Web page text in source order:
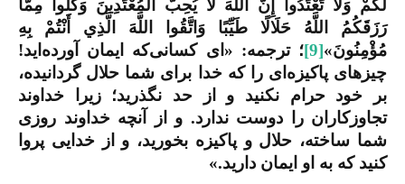
لَكُمْ وَلَا تَعْتَدُوا إِنَّ اللَّهَ لَا يُحِبُّ الْمُعْتَدِينَ وَكُلُوا مِمَّا
رَزَقَكُمُ اللَّهُ حَلَالًا طَيِّبًا وَاتَّقُوا اللَّهَ الَّذِي أَنْتُمْ بِهِ
مُؤْمِنُونَ»[9]؛ ترجمه: «ای کسانی‌که ایمان آورده‌اید!
چیزهای پاکیزه‌ای را که خدا برای شما حلال گردانیده،
بر خود حرام نکنید و از حد نگذرید؛ زیرا خداوند
تجاوزکاران را دوست ندارد. و از آنچه خداوند روزی
شما ساخته، حلال و پاکیزه بخورید، و از خدایی پروا
کنید که به او ایمان دارید.»